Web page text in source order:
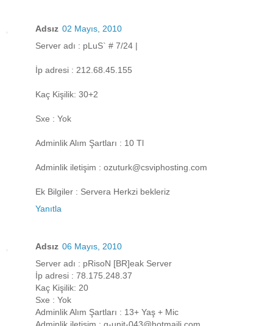
Adsız 02 Mayıs, 2010
Server adı : pLuS` # 7/24 |
İp adresi : 212.68.45.155
Kaç Kişilik: 30+2
Sxe : Yok
Adminlik Alım Şartları : 10 Tl
Adminlik iletişim : ozuturk@csviphosting.com
Ek Bilgiler : Servera Herkzi bekleriz
Yanıtla
Adsız 06 Mayıs, 2010
Server adı : pRisoN [BR]eak Server
İp adresi : 78.175.248.37
Kaç Kişilik: 20
Sxe : Yok
Adminlik Alım Şartları : 13+ Yaş + Mic